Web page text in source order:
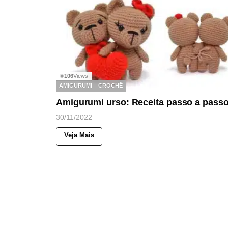
◉106Views
AMIGURUMI
CROCHÊ
Amigurumi urso: Receita passo a
30/11/2022
Veja Mais